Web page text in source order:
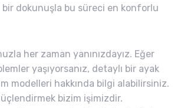
bir dokunuşla bu süreci en konforlu
her zaman yanınızdayız. Eğer
yaşıyorsanız, detaylı bir ayak
modelleri hakkında bilgi alabilirsiniz.
bizim işimizdir.